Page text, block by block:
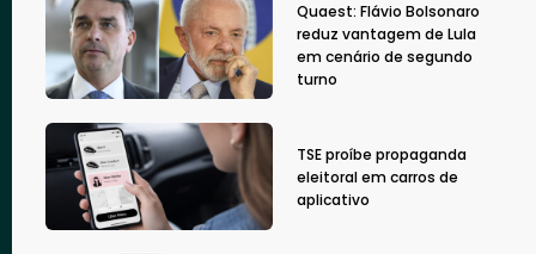
Quaest: Flávio Bolsonaro
reduz vantagem de Lula
em cenário de segundo
turno
TSE proíbe propaganda
eleitoral em carros de
aplicativo